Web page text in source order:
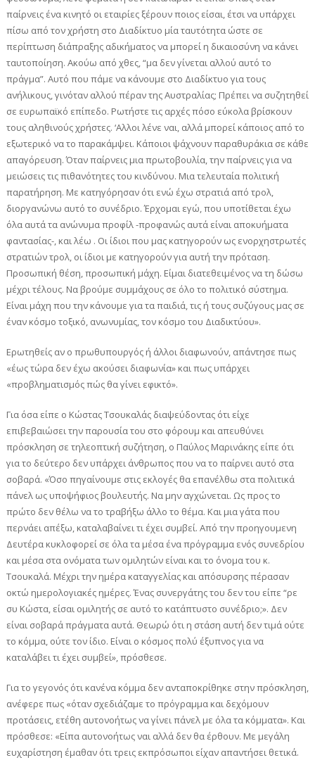
παίρνεις ένα κινητό οι εταιρίες ξέρουν ποιος είσαι, έτσι να υπάρχει
πίσω από τον χρήστη στο Διαδίκτυο μία ταυτότητα ώστε σε
περίπτωση διάπραξης αδικήματος να μπορεί η δικαιοσύνη να κάνει
ταυτοποίηση. Ακούω από χθες, “μα δεν γίνεται αλλού αυτό το
πράγμα”. Αυτό που πάμε να κάνουμε στο Διαδίκτυο για τους
ανήλικους, γινόταν αλλού πέραν της Αυστραλίας; Πρέπει να συζητηθεί
σε ευρωπαϊκό επίπεδο. Ρωτήστε τις αρχές πόσο εύκολα βρίσκουν
τους αληθινούς χρήστες. ‘Αλλοι λένε ναι, αλλά μπορεί κάποιος από το
εξωτερικό να το παρακάμψει. Κάποιοι ψάχνουν παραθυράκια σε κάθε
απαγόρευση. Όταν παίρνεις μια πρωτοβουλία, την παίρνεις για να
μειώσεις τις πιθανότητες του κινδύνου. Μια τελευταία πολιτική
παρατήρηση. Με κατηγόρησαν ότι ενώ έχω στρατιά από τρολ,
διοργανώνω αυτό το συνέδριο. Έρχομαι εγώ, που υποτίθεται έχω
όλα αυτά τα ανώνυμα προφίλ -προφανώς αυτά είναι αποκυήματα
φαντασίας-, και λέω . Οι ίδιοι που μας κατηγορούν ως ενορχηστρωτές
στρατιών τρολ, οι ίδιοι με κατηγορούν για αυτή την πρόταση.
Προσωπική θέση, προσωπική μάχη. Είμαι διατεθειμένος να τη δώσω
μέχρι τέλους. Να βρούμε συμμάχους σε όλο το πολιτικό σύστημα.
Είναι μάχη που την κάνουμε για τα παιδιά, τις ή τους συζύγους μας σε
έναν κόσμο τοξικό, ανωνυμίας, τον κόσμο του Διαδικτύου».
Ερωτηθείς αν ο πρωθυπουργός ή άλλοι διαφωνούν, απάντησε πως
«έως τώρα δεν έχω ακούσει διαφωνία» και πως υπάρχει
«προβληματισμός πώς θα γίνει εφικτό».
Για όσα είπε ο Κώστας Τσουκαλάς διαψεύδοντας ότι είχε
επιβεβαιώσει την παρουσία του στο φόρουμ και απευθύνει
πρόσκληση σε τηλεοπτική συζήτηση, ο Παύλος Μαρινάκης είπε ότι
για το δεύτερο δεν υπάρχει άνθρωπος που να το παίρνει αυτό στα
σοβαρά. «Όσο πηγαίνουμε στις εκλογές θα επανέλθω στα πολιτικά
πάνελ ως υποψήφιος βουλευτής. Να μην αγχώνεται. Ως προς το
πρώτο δεν θέλω να το τραβήξω άλλο το θέμα. Και μια γάτα που
περνάει απέξω, καταλαβαίνει τι έχει συμβεί. Από την προηγουμενη
Δευτέρα κυκλοφορεί σε όλα τα μέσα ένα πρόγραμμα ενός συνεδρίου
και μέσα στα ονόματα των ομιλητών είναι και το όνομα του κ.
Τσουκαλά. Μέχρι την ημέρα καταγγελίας και απόσυρσης πέρασαν
οκτώ ημερολογιακές ημέρες. Ένας συνεργάτης του δεν του είπε “ρε
συ Κώστα, είσαι ομιλητής σε αυτό το κατάπτυστο συνέδριο;». Δεν
είναι σοβαρά πράγματα αυτά. Θεωρώ ότι η στάση αυτή δεν τιμά ούτε
το κόμμα, ούτε τον ίδιο. Είναι ο κόσμος πολύ έξυπνος για να
καταλάβει τι έχει συμβεί», πρόσθεσε.
Για το γεγονός ότι κανένα κόμμα δεν ανταποκρίθηκε στην πρόσκληση,
ανέφερε πως «όταν σχεδιάζαμε το πρόγραμμα και δεχόμουν
προτάσεις, ετέθη αυτονοήτως να γίνει πάνελ με όλα τα κόμματα». Και
πρόσθεσε: «Είπα αυτονοήτως ναι αλλά δεν θα έρθουν. Με μεγάλη
ευχαρίστηση έμαθαν ότι τρεις εκπρόσωποι είχαν απαντήσει θετικά.